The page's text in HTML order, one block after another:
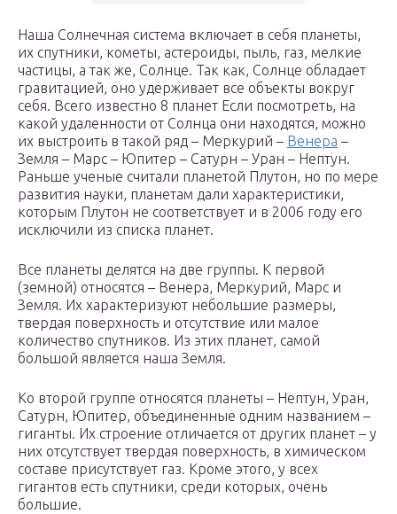
Наша Солнечная система включает в себя планеты,
их спутники, кометы, астероиды, пыль, газ, мелкие
частицы, а так же, Солнце. Так как, Солнце обладает
гравитацией, оно удерживает все объекты вокруг
себя. Всего известно 8 планет Если посмотреть, на
какой удаленности от Солнца они находятся, можно
их выстроить в такой ряд – Меркурий – Венера –
Земля – Марс – Юпитер – Сатурн – Уран – Нептун.
Раньше ученые считали планетой Плутон, но по мере
развития науки, планетам дали характеристики,
которым Плутон не соответствует и в 2006 году его
исключили из списка планет.
Все планеты делятся на две группы. К первой
(земной) относятся – Венера, Меркурий, Марс и
Земля. Их характеризуют небольшие размеры,
твердая поверхность и отсутствие или малое
количество спутников. Из этих планет, самой
большой является наша Земля.
Ко второй группе относятся планеты – Нептун, Уран,
Сатурн, Юпитер, объединенные одним названием –
гиганты. Их строение отличается от других планет – у
них отсутствует твердая поверхность, в химическом
составе присутствует газ. Кроме этого, у всех
гигантов есть спутники, среди которых, очень
большие.